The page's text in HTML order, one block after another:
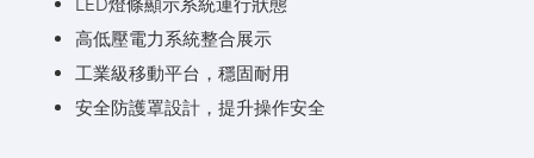
高低壓電力系統整合展示
工業級移動平台，穩固耐用
安全防護罩設計，提升操作安全